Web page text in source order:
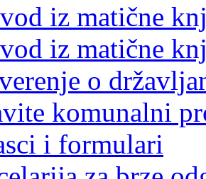
iz matične
iz matične
o
komunalni
i formulari